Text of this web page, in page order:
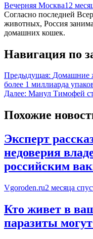
Вечерняя Москва12
Согласно последней
животных, Россия
домашних кошек.
Навигация по
Предыдущая: Домашние
более 1 миллиарда
Далее: Манул Тимофей
Похожие
Эксперт
недоверия
российским
Vgoroden.ru2 месяца
Кто живет в
паразиты